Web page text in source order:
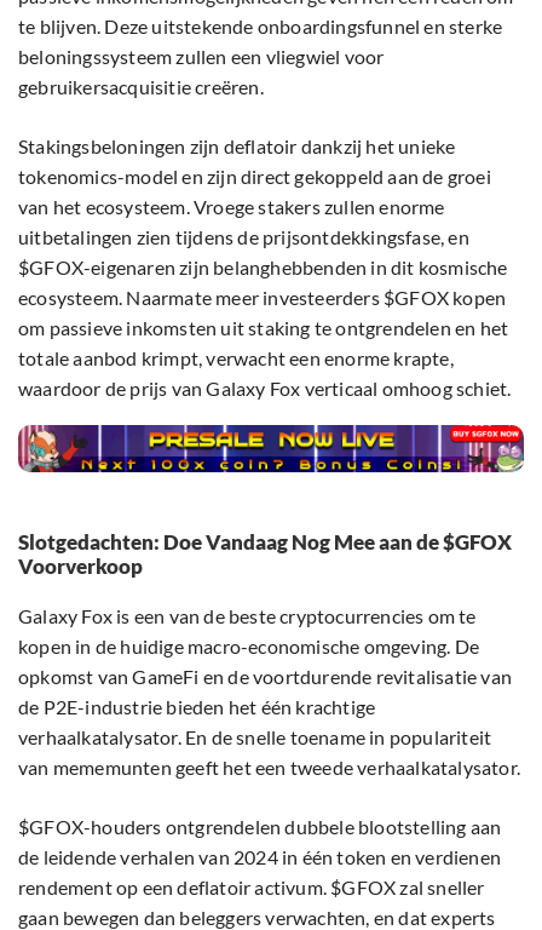
te blijven. Deze uitstekende onboardingsfunnel en sterke
beloningssysteem zullen een vliegwiel voor
gebruikersacquisitie creëren.
Stakingsbeloningen zijn deflatoir dankzij het unieke
tokenomics-model en zijn direct gekoppeld aan de groei
van het ecosysteem. Vroege stakers zullen enorme
uitbetalingen zien tijdens de prijsontdekkingsfase, en
$GFOX-eigenaren zijn belanghebbenden in dit kosmische
ecosysteem. Naarmate meer investeerders $GFOX kopen
om passieve inkomsten uit staking te ontgrendelen en het
totale aanbod krimpt, verwacht een enorme krapte,
waardoor de prijs van Galaxy Fox verticaal omhoog schiet.
Slotgedachten: Doe Vandaag Nog Mee aan de $GFOX
Voorverkoop
Galaxy Fox is een van de beste cryptocurrencies om te
kopen in de huidige macro-economische omgeving. De
opkomst van GameFi en de voortdurende revitalisatie van
de P2E-industrie bieden het één krachtige
verhaalkatalysator. En de snelle toename in populariteit
van mememunten geeft het een tweede verhaalkatalysator.
$GFOX-houders ontgrendelen dubbele blootstelling aan
de leidende verhalen van 2024 in één token en verdienen
rendement op een deflatoir activum. $GFOX zal sneller
gaan bewegen dan beleggers verwachten, en dat experts